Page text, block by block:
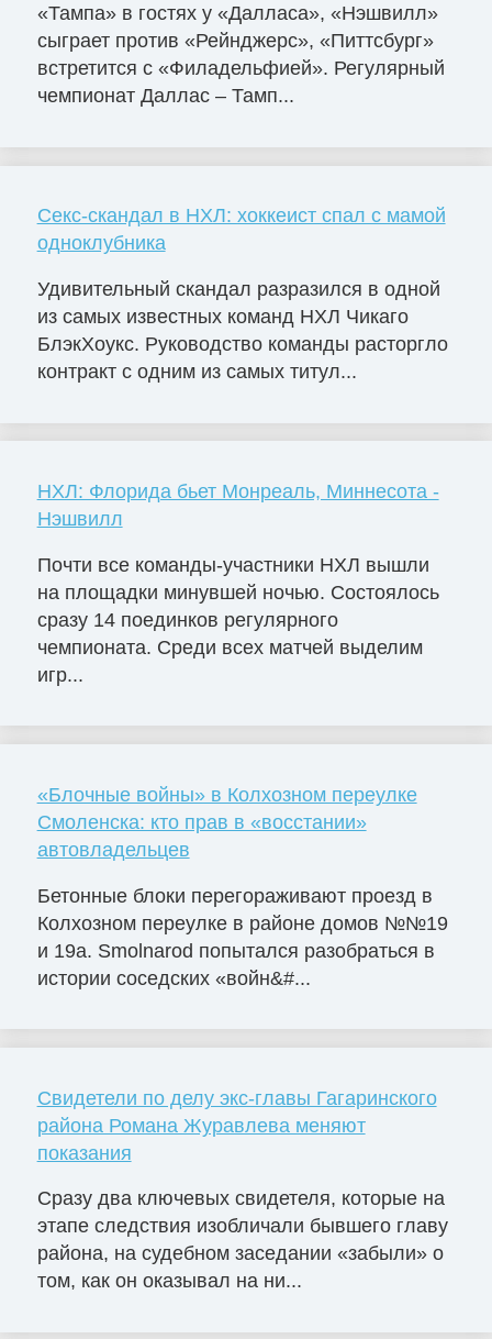
«Тампа» в гостях у «Далласа», «Нэшвилл»
сыграет против «Рейнджерс», «Питтсбург»
встретится с «Филадельфией». Регулярный
чемпионат Даллас – Тамп...
Секс-скандал в НХЛ: хоккеист спал с мамой
одноклубника
Удивительный скандал разразился в одной
из самых известных команд НХЛ Чикаго
БлэкХоукс. Руководство команды расторгло
контракт с одним из самых титул...
НХЛ: Флорида бьет Монреаль, Миннесота -
Нэшвилл
Почти все команды-участники НХЛ вышли
на площадки минувшей ночью. Состоялось
сразу 14 поединков регулярного
чемпионата. Среди всех матчей выделим
игр...
«Блочные войны» в Колхозном переулке
Смоленска: кто прав в «восстании»
автовладельцев
Бетонные блоки перегораживают проезд в
Колхозном переулке в районе домов №№19
и 19а. Smolnarod попытался разобраться в
истории соседских «войн&#...
Свидетели по делу экс-главы Гагаринского
района Романа Журавлева меняют
показания
Сразу два ключевых свидетеля, которые на
этапе следствия изобличали бывшего главу
района, на судебном заседании «забыли» о
том, как он оказывал на ни...